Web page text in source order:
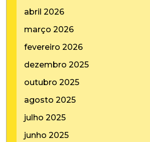
abril 2026
março 2026
fevereiro 2026
dezembro 2025
outubro 2025
agosto 2025
julho 2025
junho 2025